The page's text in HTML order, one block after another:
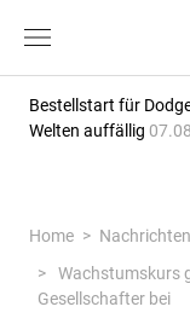
Bestellstart für
Welten auffällig
Home Nachrichten
Wachstumskurs
Gesellschafter bei